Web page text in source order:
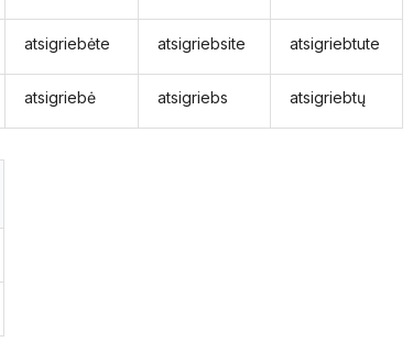
atsigriebėte
atsigriebė
atsigriebsite
atsigriebs
atsigriebtute
atsigriebtų